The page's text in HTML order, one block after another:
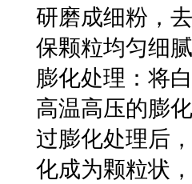
研磨成细粉，
保颗粒均匀细腻
膨化处理：将
高温高压的膨
过膨化处理后
化成为颗粒状